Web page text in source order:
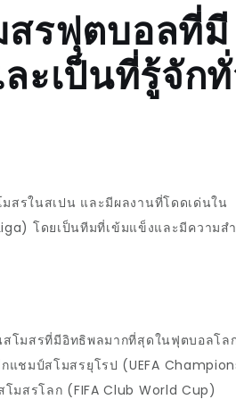
สรฟุตบอลที่มี
ะเป็นที่รู้จัก
สรในสเปน และมีผลงานที่โดดเด่นใน
โดยเป็นทีมที่เข้มแข็งและมีความส
สโมสรที่มีอิทธิพลมากที่สุดในฟุตบอลโล
แชมป์สโมสรยุโรป (UEFA
โมสรโลก (FIFA Club World Cup)